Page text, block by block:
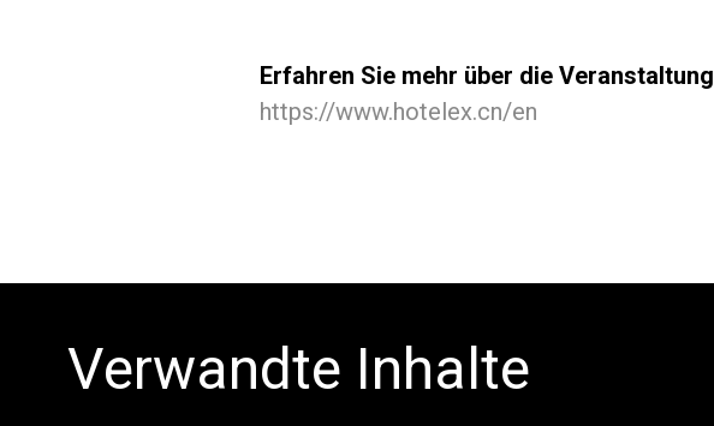
Erfahren Sie mehr über die Veranstaltung
https://www.hotelex.cn/en
Verwandte Inhalte